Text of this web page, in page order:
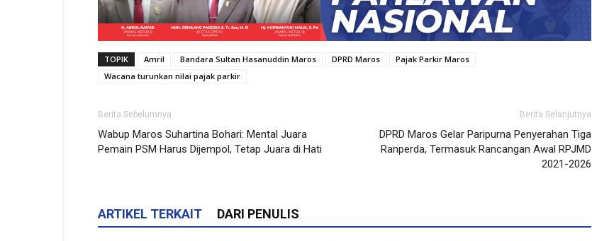
TOPIK Amril Bandara Sultan Hasanuddin Maros DPRD Maros
Pajak Parkir Maros
Wacana turunkan nilai pajak parkir
Berita Sebelumnya
Wabup Maros Suhartina Bohari: Mental Juara
Pemain PSM Harus Dijempol, Tetap Juara di Hati
Berita Selanjutnya
DPRD Maros Gelar Paripurna Penyerahan Tiga
Ranperda, Termasuk Rancangan Awal RPJMD
2021-2026
ARTIKEL TERKAIT DARI PENULIS